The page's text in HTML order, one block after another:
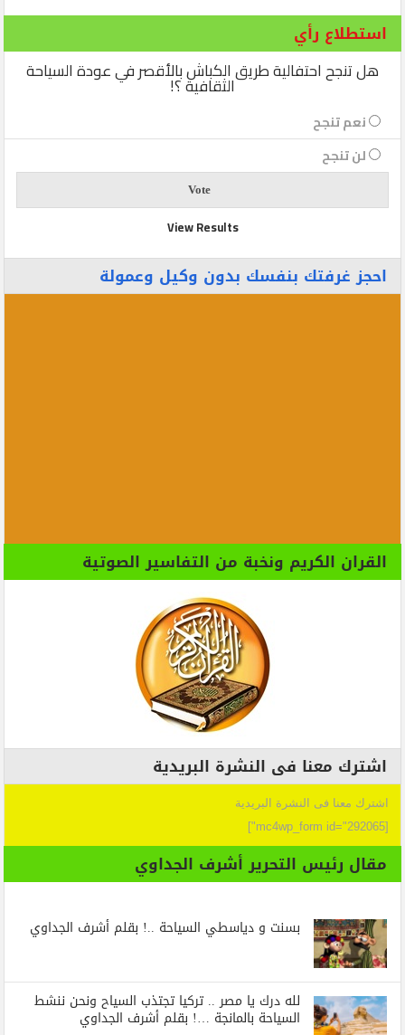
استطلاع رأي
هل تنجح احتفالية طريق الكباش بالأقصر في عودة السياحة
الثقافية ؟!
نعم تنجح
لن تنجح
View Results
احجز غرفتك بنفسك بدون وكيل وعمولة
القران الكريم ونخبة من التفاسير الصوتية
اشترك معنا فى النشرة البريدية
اشترك معنا فى النشرة البريدية
[mc4wp_form id="292065"]
مقال رئيس التحرير أشرف الجداوي
بسنت و دياسطي السياحة ..! بقلم أشرف الجداوي
لله درك يا مصر .. تركيا تجتذب السياح ونحن ننشط
السياحة بالمانجة …! بقلم أشرف الجداوي